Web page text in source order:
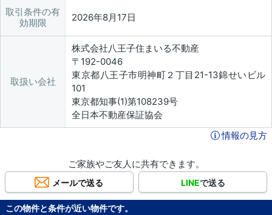
取引条件の有
効期限
2026年8月17日
取扱い会社
株式会社八王子住まいる不動産
〒192-0046
東京都八王子市明神町２丁目21-13錦せいビル
101
東京都知事(1)第108239号
全日本不動産保証協会
情報の見方
ご家族やご友人に共有できます。
メールで送る LINEで送る
この物件と条件が近い物件です。